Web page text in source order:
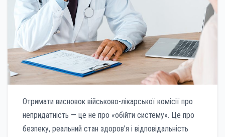
Отримати висновок військово-лікарської комісії про
непридатність — це не про «обійти систему». Це про
безпеку, реальний стан здоров’я і відповідальність